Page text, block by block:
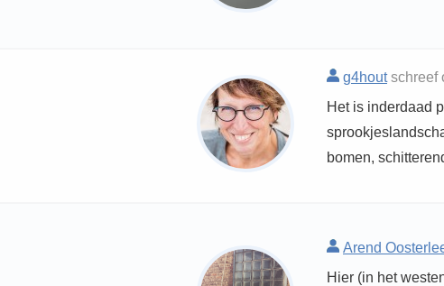
g4houtschreef
Het is inderdaad
bomen,
Arend
Hier (in het